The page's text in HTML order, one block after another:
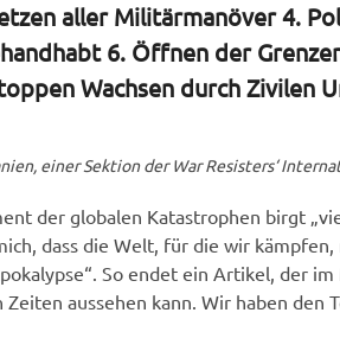
aller Militärmanöver 4.
6. Öffnen der
Wachsen durch Zivilen
einer Sektion der War Resisters‘
der globalen Katastrophen birgt
dass die Welt, für die wir
So endet ein Artikel, der
aussehen kann. Wir haben